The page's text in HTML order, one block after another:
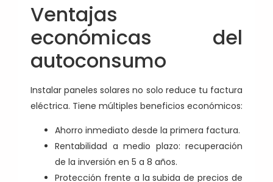
Ventajas
económicas del
autoconsumo
Instalar paneles solares no solo reduce tu factura
eléctrica. Tiene múltiples beneficios económicos:
Ahorro inmediato desde la primera factura.
Rentabilidad a medio plazo: recuperación
de la inversión en 5 a 8 años.
Protección frente a la subida de precios de